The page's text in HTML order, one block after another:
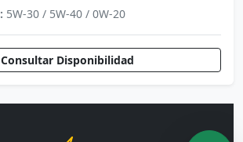
5W-30 / 5W-40 / 0W-20
Consultar Disponibilidad